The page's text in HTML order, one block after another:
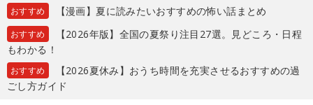
おすすめ 【漫画】夏に読みたいおすすめの怖い話まとめ
おすすめ
【2026年版】全国の夏祭り注目27選。見どころ・日程
もわかる！
おすすめ
【2026夏休み】おうち時間を充実させるおすすめの過
ごし方ガイド